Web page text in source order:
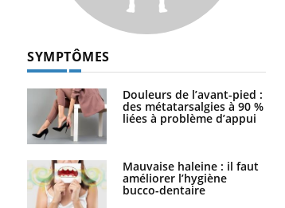
SYMPTÔMES
Douleurs de l’avant-pied :
des métatarsalgies à 90 %
liées à problème d’appui
Mauvaise haleine : il faut
améliorer l’hygiène
bucco-dentaire